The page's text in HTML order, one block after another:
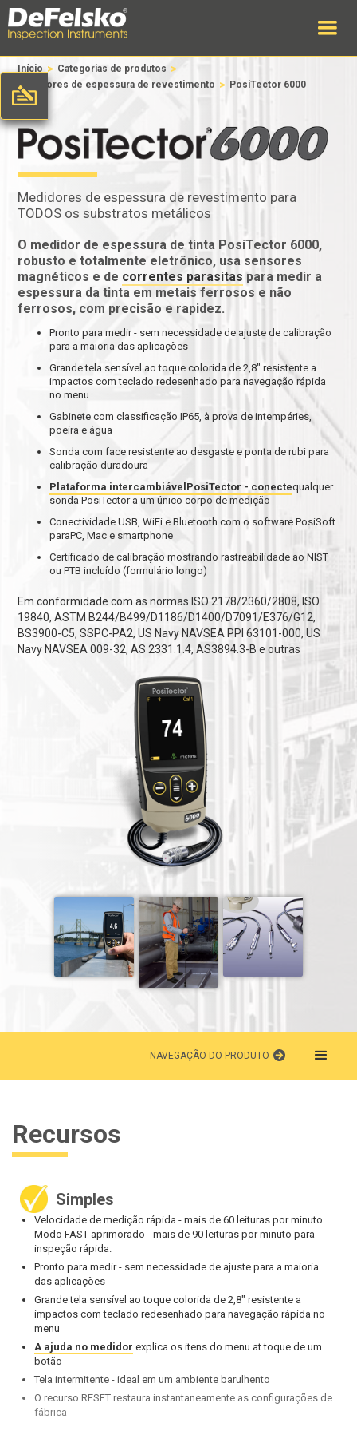
Início > Categorias de produtos >
Medidores de espessura de revestimento > PosiTector 6000
Medidores de espessura de revestimento para
TODOS os substratos metálicos
O medidor de espessura de tinta PosiTector 6000,
robusto e totalmente eletrônico, usa sensores
magnéticos e de correntes parasitas para medir a
espessura da tinta em metais ferrosos e não
ferrosos, com precisão e rapidez.
Pronto para medir - sem necessidade de ajuste de calibração
para a maioria das aplicações
Grande tela sensível ao toque colorida de 2,8" resistente a
impactos com teclado redesenhado para navegação rápida
no menu
Gabinete com classificação IP65, à prova de intempéries,
poeira e água
Sonda com face resistente ao desgaste e ponta de rubi para
calibração duradoura
Plataforma intercambiávelPosiTector - conectequalquer
sonda PosiTector a um único corpo de medição
Conectividade USB, WiFi e Bluetooth com o software PosiSoft
paraPC, Mac e smartphone
Certificado de calibração mostrando rastreabilidade ao NIST
ou PTB incluído (formulário longo)
Em conformidade com as normas ISO 2178/2360/2808, ISO
19840, ASTM B244/B499/D1186/D1400/D7091/E376/G12,
BS3900-C5, SSPC-PA2, US Navy NAVSEA PPI 63101-000, US
Navy NAVSEA 009-32, AS 2331.1.4, AS3894.3-B e outras
NAVEGAÇÃO DO PRODUTO
Recursos
Simples
Velocidade de medição rápida - mais de 60 leituras por minuto.
Modo FAST aprimorado - mais de 90 leituras por minuto para
inspeção rápida.
Pronto para medir - sem necessidade de ajuste para a maioria
das aplicações
Grande tela sensível ao toque colorida de 2,8" resistente a
impactos com teclado redesenhado para navegação rápida no
menu
A ajuda no medidor explica os itens do menu at toque de um
botão
Tela intermitente - ideal em um ambiente barulhento
O recurso RESET restaura instantaneamente as configurações de
fábrica